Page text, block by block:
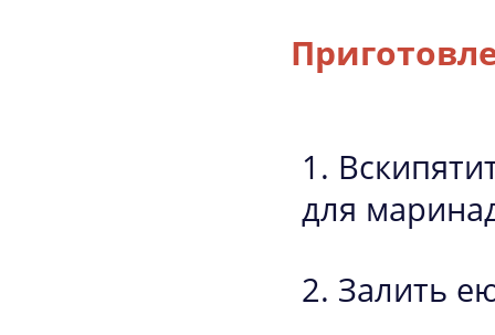
для
Залить